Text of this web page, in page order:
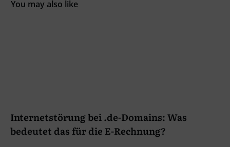
You may also like
Internetstörung bei .de-Domains: Was
bedeutet das für die E-Rechnung?